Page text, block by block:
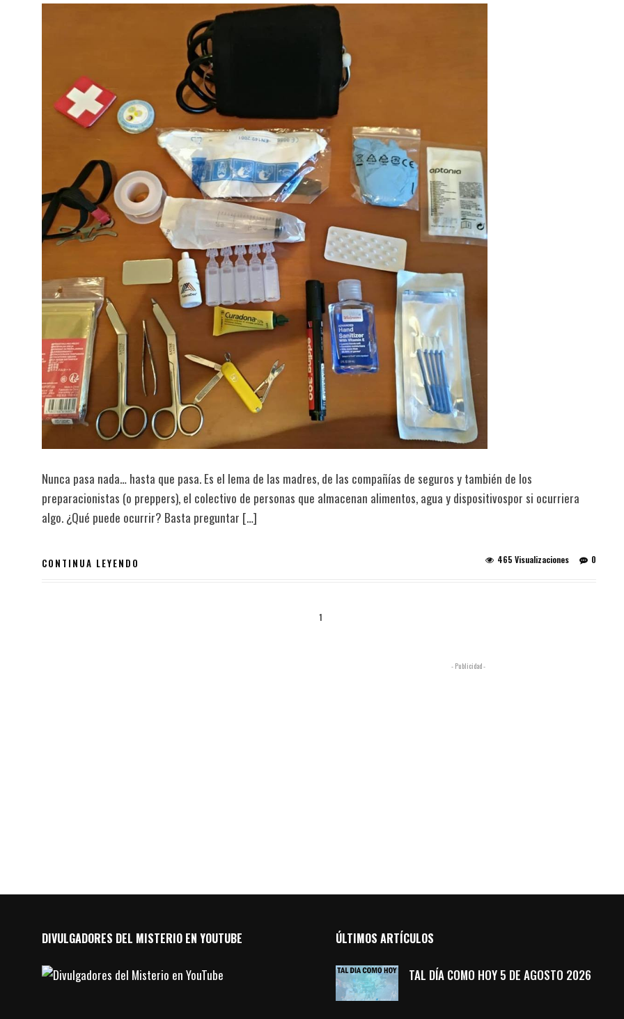
Nunca pasa nada… hasta que pasa. Es el lema de las madres, de las compañías de seguros y también de los
preparacionistas (o preppers), el colectivo de personas que almacenan alimentos, agua y dispositivospor si ocurriera
algo. ¿Qué puede ocurrir? Basta preguntar […]
CONTINUA LEYENDO 0
465 Visualizaciones
1
- Publicidad -
DIVULGADORES DEL MISTERIO EN YOUTUBE ÚLTIMOS ARTÍCULOS
TAL DÍA COMO HOY 5 DE AGOSTO 2026